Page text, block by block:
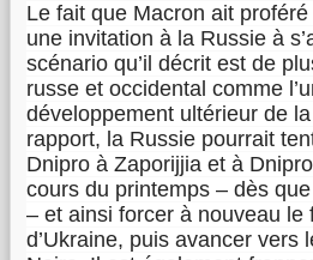
Le fait que Macron ait
une invitation à la Russie à
scénario qu’il décrit est de
russe et occidental comme
développement ultérieur de
rapport, la Russie pourrait
Dnipro à Zaporijjia et à
cours du printemps – dès
– et ainsi forcer à nouveau
d’Ukraine, puis avancer